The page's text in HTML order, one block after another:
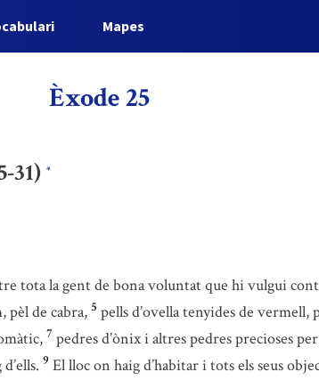
Mapes
Èxode 25
31) *
tota la gent de bona voluntat que hi vulgui
pèl de cabra, 5 pells d’ovella tenyides de vermell,
7 pedres d’ònix i altres pedres precioses
9 El lloc on haig d’habitar i tots els seus